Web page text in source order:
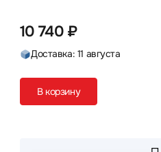
10 740 ₽
Доставка: 11 августа
В корзину